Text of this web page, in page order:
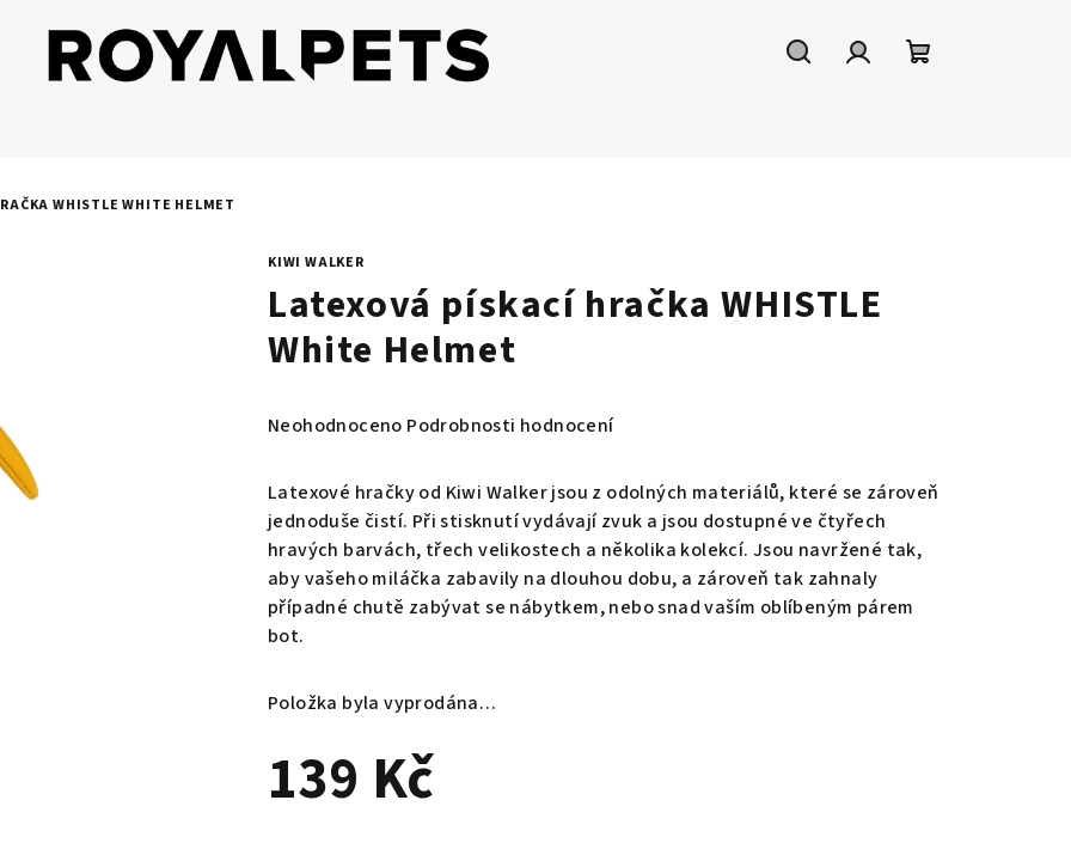
WHISTLE WHITE HELMET
KIWI WALKER
Latexová pískací hračka WHISTLE
White Helmet
Průměrné
produktu
je
0,0
hvězdiček.
Neohodnoceno Podrobnosti hodnocení
Latexové hračky od Kiwi Walker jsou z odolných materiálů, které se zároveň
jednoduše čistí. Při stisknutí vydávají zvuk a jsou dostupné ve čtyřech
hravých barvách, třech velikostech a několika kolekcí. Jsou navržené tak,
aby vašeho miláčka zabavily na dlouhou dobu, a zároveň tak zahnaly
případné chutě zabývat se nábytkem, nebo snad vaším oblíbeným párem
bot.
Položka byla vyprodána…
139 Kč